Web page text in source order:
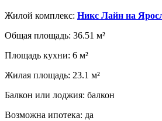
Жилой комплекс: Никс Лайн на
Общая площадь: 36.51 м²
Площадь кухни: 6 м²
Жилая площадь: 23.1 м²
Балкон или лоджия: балкон
Возможна ипотека: да